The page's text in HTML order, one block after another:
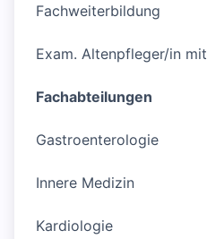
Fachweiterbildung
Exam. Altenpfleger/in
Fachabteilungen
Gastroenterologie
Innere Medizin
Kardiologie